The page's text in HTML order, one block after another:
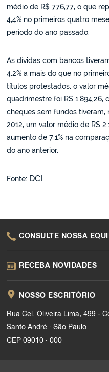
médio de R$ 776,77, o que
4,4% no primeiros quatro
período do ano passado.
As dívidas com bancos
4,2% a mais do que no
títulos protestados, o valor
quadrimestre foi R$ 1.894,26,
cheques sem fundos
2012, um valor médio de R$
aumento de 7,1% na
do ano anterior.
Fonte: DCI
CONSULTE NOSSA
RECEBA NOVIDADES
NOSSO ESCRITÓRIO
Rua Cel. Oliveira Lima, 499 -
Santo André
São Paulo
CEP 09010
000